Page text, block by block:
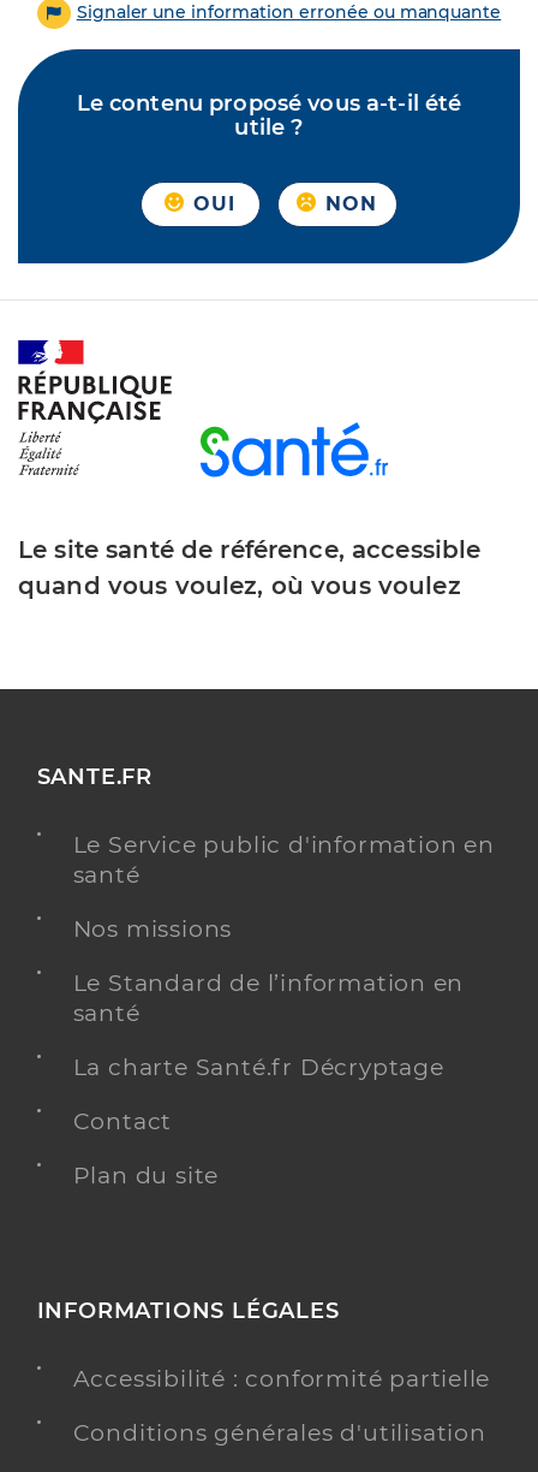
Signaler une information erronée ou manquante
Le contenu proposé vous a-t-il été
utile ?
OUI NON
Le site santé de référence, accessible
quand vous voulez, où vous voulez
SANTE.FR
Le Service public d'information en
santé
Nos missions
Le Standard de l’information en
santé
La charte Santé.fr Décryptage
Contact
Plan du site
INFORMATIONS LÉGALES
Accessibilité : conformité partielle
Conditions générales d'utilisation